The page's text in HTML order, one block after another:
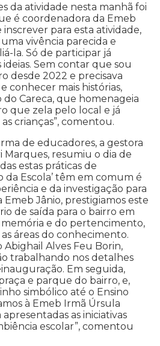
da atividade nesta manhã foi
é coordenadora da Emeb
inscrever para esta atividade,
vivência parecida e
la. Só de participar já
Sem contar que sou
desde 2022 e precisava
conhecer mais histórias,
Careca, que homenageia
que zela pelo local e já
crianças”, comentou.
de educadores, a gestora
Marques, resumiu o dia de
estas práticas de
da Escola’ têm em comum é
e da investigação para
Emeb Jânio, prestigiamos este
de saída para o bairro em
e do pertencimento,
áreas do conhecimento.
Abighail Alves Feu Borin,
trabalhando nos detalhes
Em seguida,
e parque do bairro, e,
simbólico até o Ensino
à Emeb Irmã Úrsula
as iniciativas
escolar”, comentou